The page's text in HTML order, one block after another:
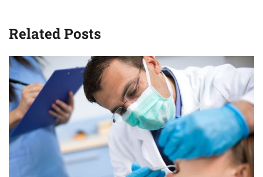
Related Posts